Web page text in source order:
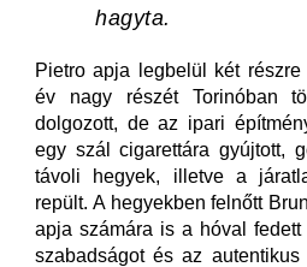
hagyta.
Pietro apja legbelül két
év nagy részét Torinóban
dolgozott, de az ipari
egy szál cigarettára gyújtott,
távoli hegyek, illetve a
repült. A hegyekben felnőtt
apja számára is a hóval
szabadságot és az